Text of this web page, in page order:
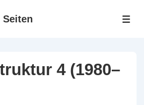
Seiten
4 (1980–